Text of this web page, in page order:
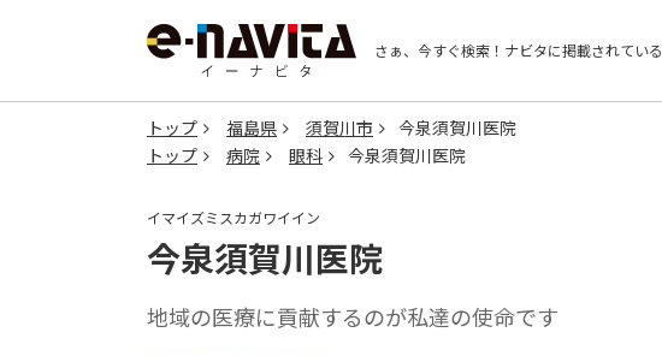
さぁ、今すぐ検索！ ナビタに掲載されている
トップ 福島県 須賀川市
今泉須賀川医院
トップ
病院 眼科 今泉須賀川医院
イマイズミスカガワイイン
今泉須賀川医院
地域の医療に貢献するのが私達の使命です